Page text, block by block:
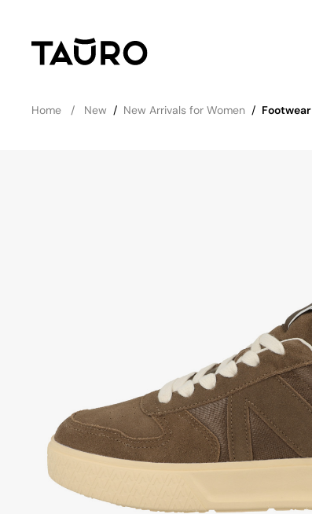
Home New / New Arrivals for Women / Footwear